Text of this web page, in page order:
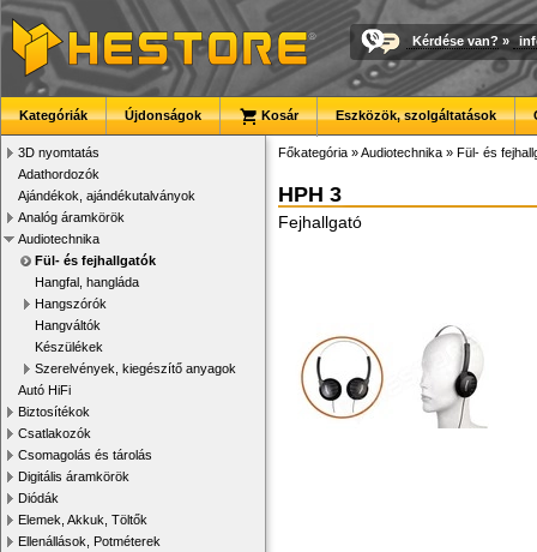
Kérdése van? »
Kategóriák Újdonságok Kosár Eszközök, szolgáltatások
3D nyomtatás
Adathordozók
Ajándékok, ajándékutalványok
Analóg áramkörök
Audiotechnika
Fül- és fejhallgatók
Hangfal, hangláda
Hangszórók
Hangváltók
Készülékek
Szerelvények, kiegészítő anyagok
Autó HiFi
Biztosítékok
Csatlakozók
Csomagolás és tárolás
Digitális áramkörök
Diódák
Elemek, Akkuk, Töltők
Ellenállások, Potméterek
Főkategória »Audiotechnika » Fül- és
HPH 3
Fejhallgató